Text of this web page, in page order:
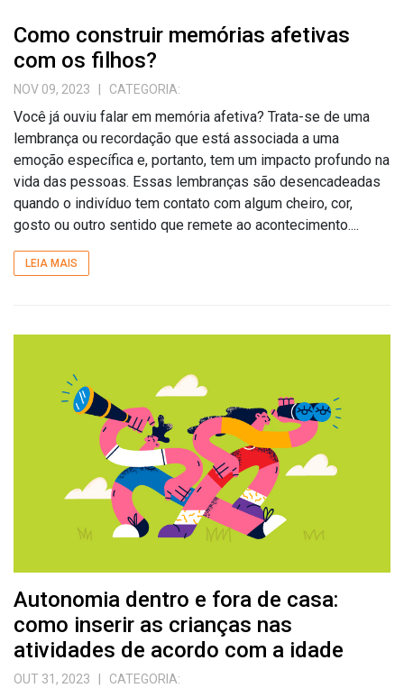
Como construir memórias afetivas
com os filhos?
NOV 09, 2023 | CATEGORIA:
Você já ouviu falar em memória afetiva? Trata-se de uma
lembrança ou recordação que está associada a uma
emoção específica e, portanto, tem um impacto profundo na
vida das pessoas. Essas lembranças são desencadeadas
quando o indivíduo tem contato com algum cheiro, cor,
gosto ou outro sentido que remete ao acontecimento....
LEIA MAIS
Autonomia dentro e fora de casa:
como inserir as crianças nas
atividades de acordo com a idade
OUT 31, 2023 | CATEGORIA: